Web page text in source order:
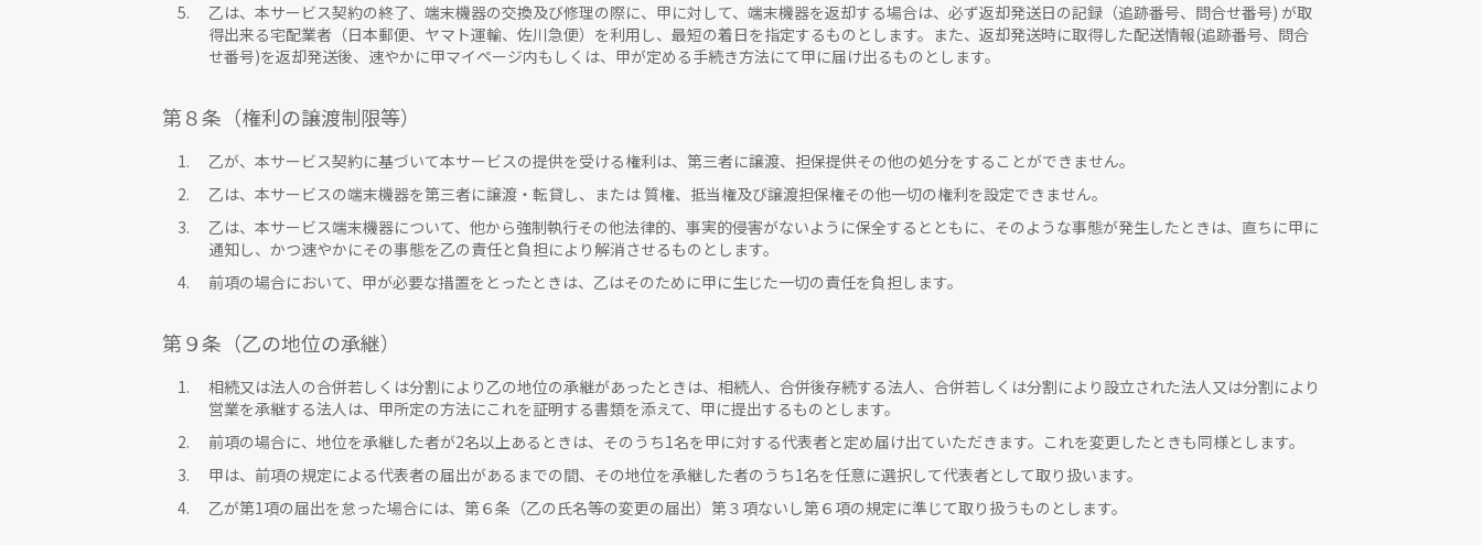
乙は、本サービス契約の終了、端末機器の交換及び修理の際に、甲に対して、端末機器を返却する場合は、必ず返却発送日の記録（追跡番号、問合せ番号) が取
得出来る宅配業者（日本郵便、ヤマト運輸、佐川急便）を利用し、最短の着日を指定するものとします。また、返却発送時に取得した配送情報(追跡番号、問合
せ番号)を返却発送後、速やかに甲マイページ内もしくは、甲が定める手続き方法にて甲に届け出るものとします。
第８条（権利の譲渡制限等）
乙が、本サービス契約に基づいて本サービスの提供を受ける権利は、第三者に譲渡、担保提供その他の処分をすることができません。
乙は、本サービスの端末機器を第三者に譲渡・転貸し、または 質権、抵当権及び譲渡担保権その他一切の権利を設定できません。
乙は、本サービス端末機器について、他から強制執行その他法律的、事実的侵害がないように保全するとともに、そのような事態が発生したときは、直ちに甲に
通知し、かつ速やかにその事態を乙の責任と負担により解消させるものとします。
前項の場合において、甲が必要な措置をとったときは、乙はそのために甲に生じた一切の責任を負担します。
第９条（乙の地位の承継）
相続又は法人の合併若しくは分割により乙の地位の承継があったときは、相続人、合併後存続する法人、合併若しくは分割により設立された法人又は分割により
営業を承継する法人は、甲所定の方法にこれを証明する書類を添えて、甲に提出するものとします。
前項の場合に、地位を承継した者が2名以上あるときは、そのうち1名を甲に対する代表者と定め届け出ていただきます。これを変更したときも同様とします。
甲は、前項の規定による代表者の届出があるまでの間、その地位を承継した者のうち1名を任意に選択して代表者として取り扱います。
乙が第1項の届出を怠った場合には、第６条（乙の氏名等の変更の届出）第３項ないし第６項の規定に準じて取り扱うものとします。